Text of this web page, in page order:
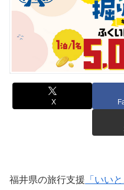
X
福井県の旅行支援 「いい